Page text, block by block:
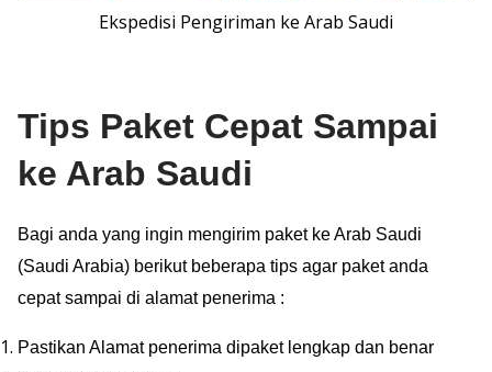
Ekspedisi Pengiriman ke Arab Saudi
Tips Paket Cepat Sampai
ke Arab Saudi
Bagi anda yang ingin mengirim paket ke Arab Saudi
(Saudi Arabia) berikut beberapa tips agar paket anda
cepat sampai di alamat penerima :
Pastikan Alamat penerima dipaket lengkap dan benar